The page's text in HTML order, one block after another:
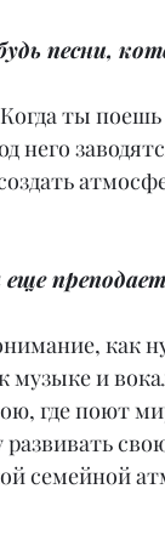
песни,
ты
него
как
музыке и
где поют
развивать
семейной